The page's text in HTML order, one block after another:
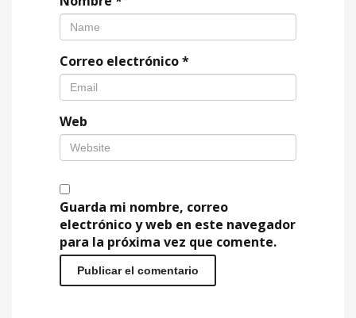
Correo electrónico*
Web
Guarda mi nombre, correo
electrónico y web en este navegador
para la próxima vez que comente.